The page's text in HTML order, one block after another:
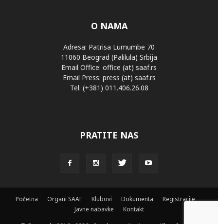
O NAMA
Adresa: Patrisa Lumumbe 70
11060 Beograd (Palilula) Srbija
Email Office: office (at) saaf.rs
Email Press: press (at) saaf.rs
Tel: (+381) 011.406.26.08
PRATITE NAS
Početna Organi SAAF Klubovi Dokumenta
Registracije
Javne nabavke
Kontakt